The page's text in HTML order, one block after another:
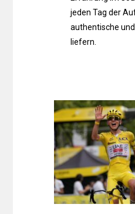
jeden Tag der
authentische
liefern.